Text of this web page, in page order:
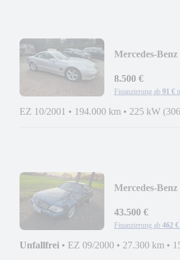
Mercedes-
8.500 €
Finanzierung ab 91 €
EZ 10/2001 • 194.000 km • 225 kW
Mercedes-
43.500 €
Finanzierung ab 462 €
Unfallfrei • EZ 09/2000 • 27.300 km •